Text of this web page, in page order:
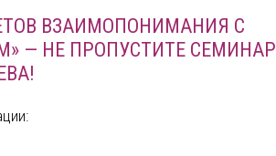
ВЗАИМОПОНИМАНИЯ С
— НЕ ПРОПУСТИТЕ СЕМИНАР